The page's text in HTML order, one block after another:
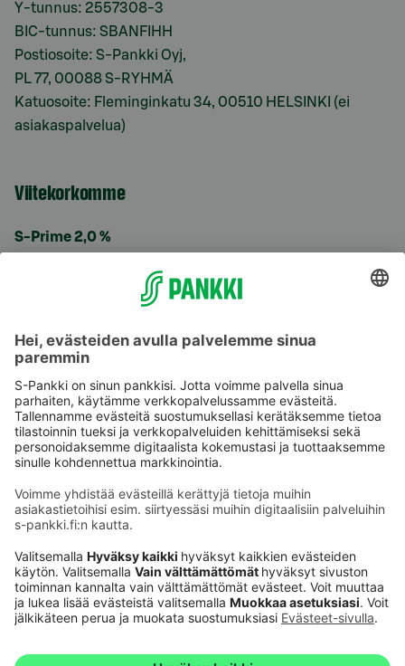
Y-tunnus: 2557308-3
BIC-tunnus: SBANFIHH
Postiosoite: S-Pankki Oyj,
PL 77, 00088 S-RYHMÄ
Katuosoite: Fleminginkatu 34, 00510 HELSINKI (ei
asiakaspalvelua)
Viitekorkomme
S-Prime 2,0 %
Käyttöehdot
Saavutettavuusseloste
Evästeet
Verkkopalvelujen käytön edellytykset